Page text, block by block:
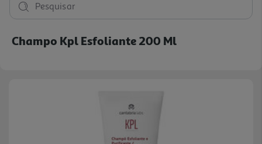
Pesquisar
Champo Kpl Esfoliante 200 Ml